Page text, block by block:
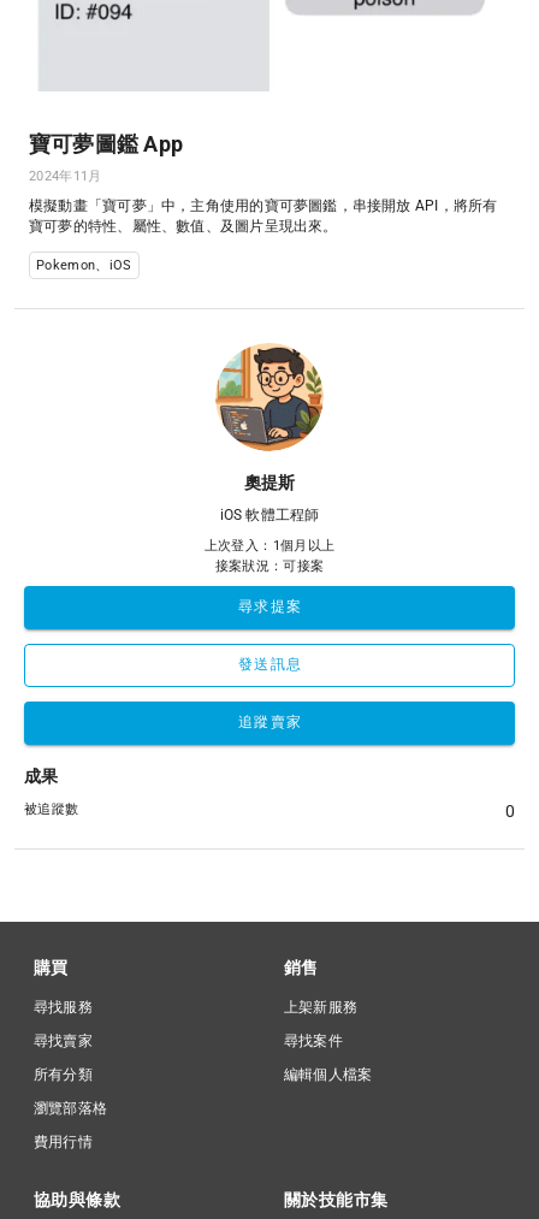
寶可夢圖鑑 App
2024年11月
模擬動畫「寶可夢」中，主角使用的寶可夢圖鑑，串接開放 API，將所有
寶可夢的特性、屬性、數值、及圖片呈現出來。
Pokemon、iOS
奧提斯
iOS 軟體工程師
上次登入：1個月以上
接案狀況：可接案
尋求提案
發送訊息
追蹤賣家
成果
被追蹤數 0
購買
尋找服務
尋找賣家
所有分類
瀏覽部落格
費用行情
銷售
上架新服務
尋找案件
編輯個人檔案
協助與條款 關於技能市集